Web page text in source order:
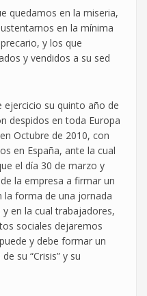
quedamos en la miseria,
en la mínima
y los que
y vendidos a su sed
ejercicio su quinto año de
despidos en toda Europa
Octubre de 2010, con
en España, ante la cual
el día 30 de marzo y
la empresa a firmar un
la forma de una jornada
en la cual trabajadores,
sociales dejaremos
y debe formar un
su “Crisis” y su